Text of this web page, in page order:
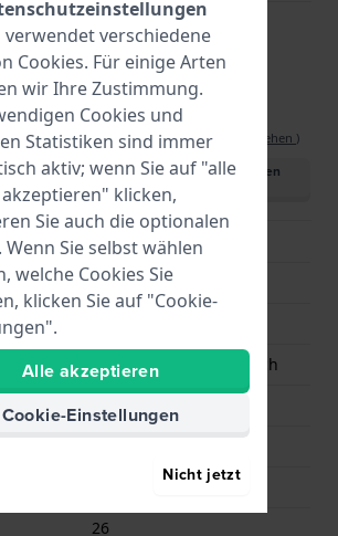
Ziehkrone
SW200( Spezifikationen ansehen )
Handbuch herunterladen
Sellita
Ja
Mechanisch Automatisch
No battery needed
26
verwendet verschiedene
Cookies. Für einige Arten
wir Ihre Zustimmung.
Cookies und
Statistiken sind immer
aktiv; wenn Sie auf "alle
klicken,
Sie auch die optionalen
Wenn Sie selbst wählen
welche Cookies Sie
klicken Sie auf "Cookie-
Alle akzeptieren
Cookie-Einstellungen
Nicht jetzt